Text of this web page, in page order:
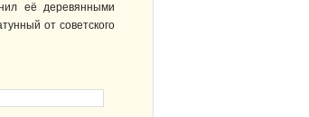
её деревянными
от советского